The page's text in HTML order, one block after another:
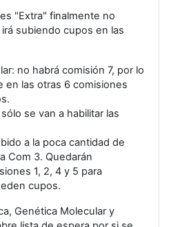
"Extra" finalmente no
subiendo cupos en las
no habrá comisión 7, por lo
en las otras 6 comisiones
se van a habilitar las
a la poca cantidad de
Com 3. Quedarán
1, 2, 4 y 5 para
cupos.
Genética Molecular y